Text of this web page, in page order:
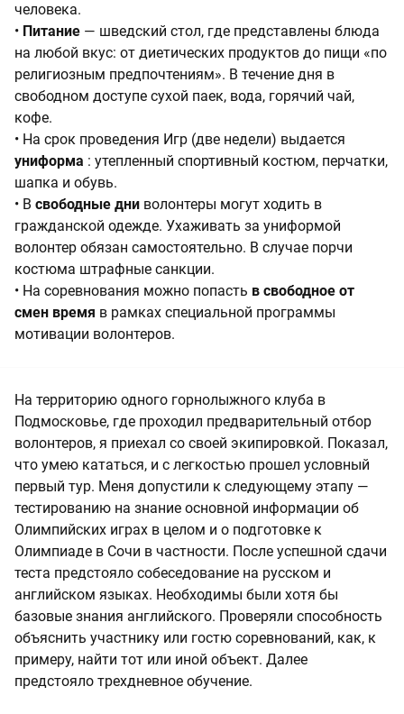
человека.
• Питание — шведский стол, где представлены блюда
на любой вкус: от диетических продуктов до пищи «по
религиозным предпочтениям». В течение дня в
свободном доступе сухой паек, вода, горячий чай,
кофе.
• На срок проведения Игр (две недели) выдается
униформа : утепленный спортивный костюм, перчатки,
шапка и обувь.
• В свободные дни волонтеры могут ходить в
гражданской одежде. Ухаживать за униформой
волонтер обязан самостоятельно. В случае порчи
костюма штрафные санкции.
• На соревнования можно попасть в свободное от
смен время в рамках специальной программы
мотивации волонтеров.
На территорию одного горнолыжного клуба в
Подмосковье, где проходил предварительный отбор
волонтеров, я приехал со своей экипировкой. Показал,
что умею кататься, и с легкостью прошел условный
первый тур. Меня допустили к следующему этапу —
тестированию на знание основной информации об
Олимпийских играх в целом и о подготовке к
Олимпиаде в Сочи в частности. После успешной сдачи
теста предстояло собеседование на русском и
английском языках. Необходимы были хотя бы
базовые знания английского. Проверяли способность
объяснить участнику или гостю соревнований, как, к
примеру, найти тот или иной объект. Далее
предстояло трехдневное обучение.